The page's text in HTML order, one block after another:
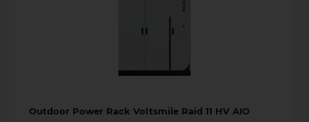
Outdoor Power Rack Voltsmile Raid 11 HV AIO